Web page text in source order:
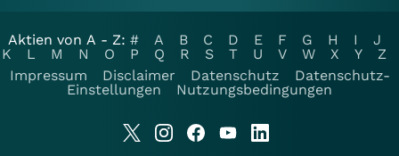
Aktien von A - Z: # A B C D E F G H I
J
K
L M N O P Q R S T U V W X Y
Z
Impressum
Disclaimer Datenschutz
Datenschutz-
Einstellungen
Nutzungsbedingungen